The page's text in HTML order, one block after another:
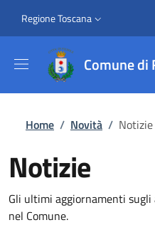
Slim top
Regione Toscana
Comune di
Briciole di
Home / Novità / Notizie
Notizie
Gli ultimi aggiornamenti
nel Comune.